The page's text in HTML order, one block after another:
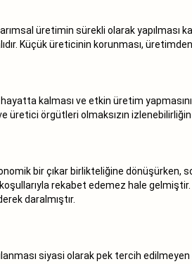
üretimin sürekli olarak yapılması
Küçük üreticinin korunması, üretimden
kalması ve etkin üretim
örgütleri olmaksızın izlenebilirliğin
bir çıkar birlikteliğine dönüşürken,
rekabet edemez hale
daralmıştır.
siyasi olarak pek tercih